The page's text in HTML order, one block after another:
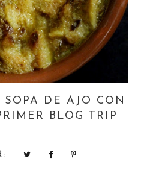
DE AJO CON
BLOG TRIP